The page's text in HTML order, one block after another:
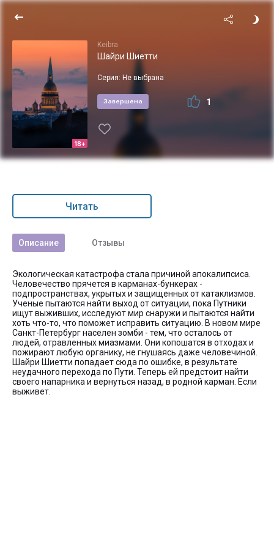
18+
Keibra
Шайри Шиетти
Серия: Не выбрана
Завершена 1
Читать
Описание Отзывы
Экологическая катастрофа стала причиной апокалипсиса.
Человечество прячется в карманах-бункерах -
подпространствах, укрытых и защищенных от катаклизмов.
Ученые пытаются найти выход от ситуации, пока Путники
ищут выживших, исследуют мир снаружи и пытаются найти
хоть что-то, что поможет исправить ситуацию. В новом мире
Санкт-Петербург населен зомби - тем, что осталось от
людей, отравленных миазмами. Они копошатся в отходах и
пожирают любую органику, не гнушаясь даже человечиной.
Шайри Шиетти попадает сюда по ошибке, в результате
неудачного перехода по Пути. Теперь ей предстоит найти
своего напарника и вернуться назад, в родной карман. Если
выживет.